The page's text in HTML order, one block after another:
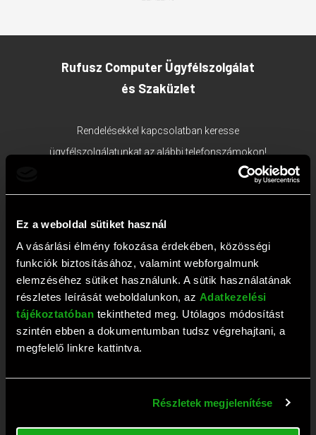
Ez a weboldal sütiket használ
A vásárlási élmény fokozása érdekében, közösségi
funkciók biztosításához, valamint webforgalmunk
elemzéséhez sütiket használunk. A sütik használatának
részletes leírását weboldalunkon, az Adatkezelési
tájékoztatóban tekintheted meg. Utólagos módosítást
szintén ebben a dokumentumban tudsz végrehajtani, a
megfelelő linkre kattintva.
Részletek megjelenítése
Rufusz Computer Ügyfélszolgálat
és Szaküzlet
Rendelésekkel kapcsolatban keresse
ügyfélszolgálatunkat az alábbi telefonszámokon!
1117 Budapest, Bercsényi utca 19/a.
Ügyfélszolgálat tel:+36 1 203 0382;
E-mail:
webaruhaz@rufusz.hu
Nyitva: Hétfő-Péntek 10-19; Szombat 9-13 óráig
Rufusz Computer Szerviz
Fax: +36 1 386 6022
E-mail:szerviz@rufusz.hu